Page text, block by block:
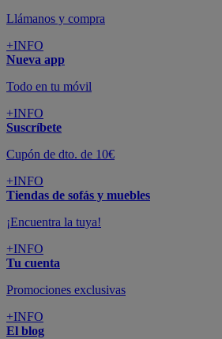
Llámanos y compra
+INFO
Nueva app
Todo en tu móvil
+INFO
Suscríbete
Cupón de dto. de 10€
+INFO
Tiendas de sofás y muebles
¡Encuentra la tuya!
+INFO
Tu cuenta
Promociones exclusivas
+INFO
El blog